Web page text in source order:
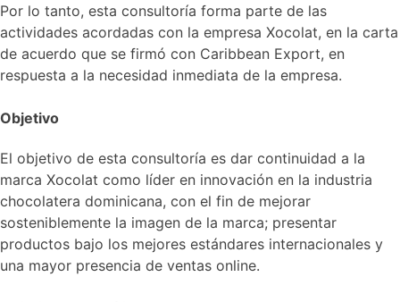
Por lo tanto, esta consultoría forma parte de las
actividades acordadas con la empresa Xocolat, en la carta
de acuerdo que se firmó con Caribbean Export, en
respuesta a la necesidad inmediata de la empresa.
Objetivo
El objetivo de esta consultoría es dar continuidad a la
marca Xocolat como líder en innovación en la industria
chocolatera dominicana, con el fin de mejorar
sosteniblemente la imagen de la marca; presentar
productos bajo los mejores estándares internacionales y
una mayor presencia de ventas online.